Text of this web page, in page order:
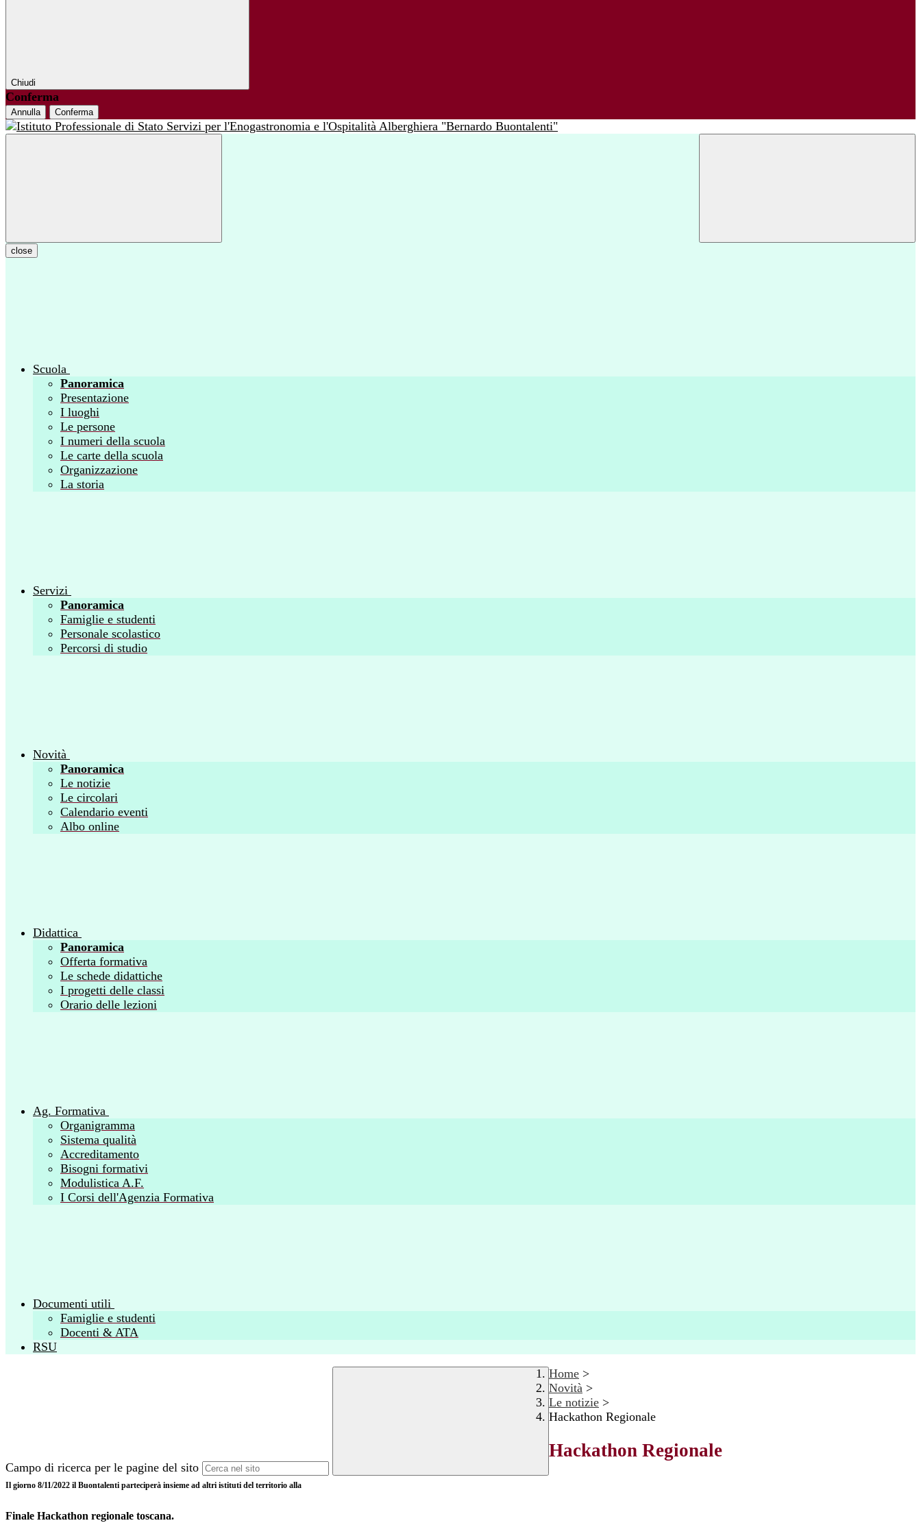
Chiudi
Conferma
Annulla Conferma
close
Scuola
Panoramica
Presentazione
I luoghi
Le persone
I numeri della scuola
Le carte della scuola
Organizzazione
La storia
Servizi
Panoramica
Famiglie e studenti
Personale scolastico
Percorsi di studio
Novità
Panoramica
Le notizie
Le circolari
Calendario eventi
Albo online
Didattica
Panoramica
Offerta formativa
Le schede didattiche
I progetti delle classi
Orario delle lezioni
Ag. Formativa
Organigramma
Sistema qualità
Accreditamento
Bisogni formativi
Modulistica A.F.
I Corsi dell'Agenzia Formativa
Documenti utili
Famiglie e studenti
Docenti & ATA
RSU
Campo di ricerca per le pagine del sito
Home >
Novità >
Le notizie >
Hackathon Regionale
Hackathon Regionale
Il giorno 8/11/2022 il Buontalenti parteciperà insieme ad altri istituti del territorio alla
Finale Hackathon regionale toscana.